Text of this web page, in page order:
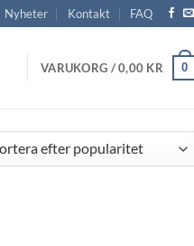
Nyheter Kontakt FAQ
VARUKORG /0,00 KR 0